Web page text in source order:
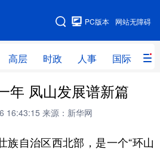
网站无障碍
PC版本
高层 时政 人事 国际 财
网站地图
时政 人事
网评
库 全球连线 教育
年 凤山发展谱新篇
16:43:15 来源：新华网
自治区西北部，是一个“环山